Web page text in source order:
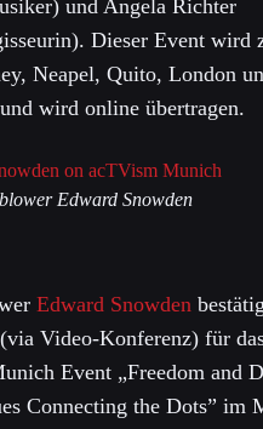
und Angela Richter
Dieser Event wird
Neapel, Quito, London
wird online übertragen.
Edward Snowden
Edward Snowden
Video-Konferenz) für
Event „Freedom and
Connecting the Dots” im